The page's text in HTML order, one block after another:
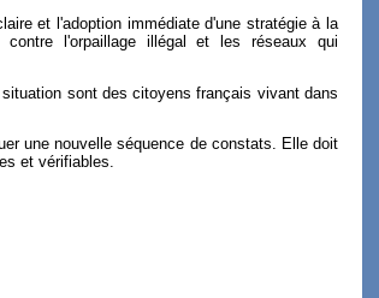
et l'adoption immédiate d'une stratégie à la
l'orpaillage illégal et les réseaux qui
sont des citoyens français vivant dans
une nouvelle séquence de constats. Elle doit
et vérifiables.